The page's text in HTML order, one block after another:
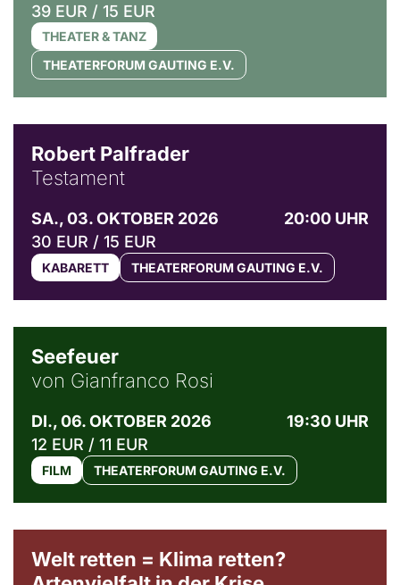
39 EUR / 15 EUR
THEATER & TANZ
THEATERFORUM GAUTING E.V.
Robert Palfrader
Testament
SA., 03. OKTOBER 2026
20:00 UHR
30 EUR / 15 EUR
KABARETT THEATERFORUM GAUTING E.V.
Seefeuer
von Gianfranco Rosi
DI., 06. OKTOBER 2026
19:30 UHR
12 EUR / 11 EUR
FILM THEATERFORUM GAUTING E.V.
Welt retten = Klima retten?